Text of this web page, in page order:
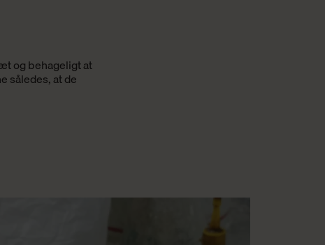
og behageligt at
således, at de